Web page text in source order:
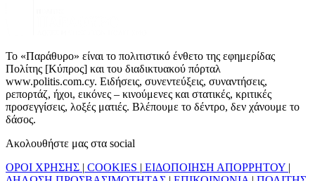
Το «Παράθυρο» είναι το πολιτιστικό ένθετο της εφημερίδας
Πολίτης [Κύπρος] και του διαδικτυακού πόρταλ
www.politis.com.cy. Ειδήσεις, συνεντεύξεις, συναντήσεις,
ρεπορτάζ, ήχοι, εικόνες – κινούμενες και στατικές, κριτικές
προσεγγίσεις, λοξές ματιές. Βλέπουμε το δέντρο, δεν χάνουμε το
δάσος.
Ακολουθήστε μας στα social
ΟΡΟΙ ΧΡΗΣΗΣ | COOKIES | ΕΙΔΟΠΟΙΗΣΗ ΑΠΟΡΡΗΤΟΥ |